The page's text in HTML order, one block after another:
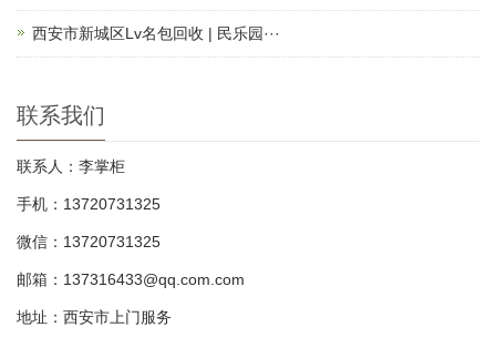
西安市新城区Lv名包回收 | 民乐园···
联系我们
联系人：李掌柜
手机：13720731325
微信：13720731325
邮箱：137316433@qq.com.com
地址：西安市上门服务